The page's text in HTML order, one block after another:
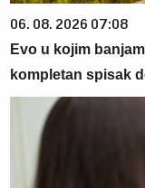
06. 08. 2026 07:08
Evo u kojim
kompletan spisak